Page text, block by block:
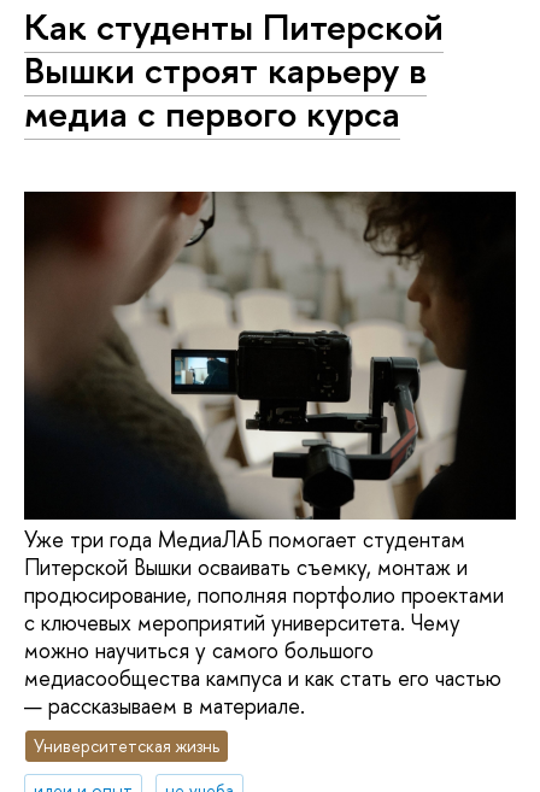
Как студенты Питерской
Вышки строят карьеру в
медиа с первого курса
Уже три года МедиаЛАБ помогает студентам
Питерской Вышки осваивать съемку, монтаж и
продюсирование, пополняя портфолио проектами
с ключевых мероприятий университета. Чему
можно научиться у самого большого
медиасообщества кампуса и как стать его частью
— рассказываем в материале.
Университетская жизнь